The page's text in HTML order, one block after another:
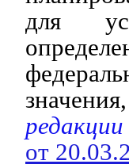
для
от